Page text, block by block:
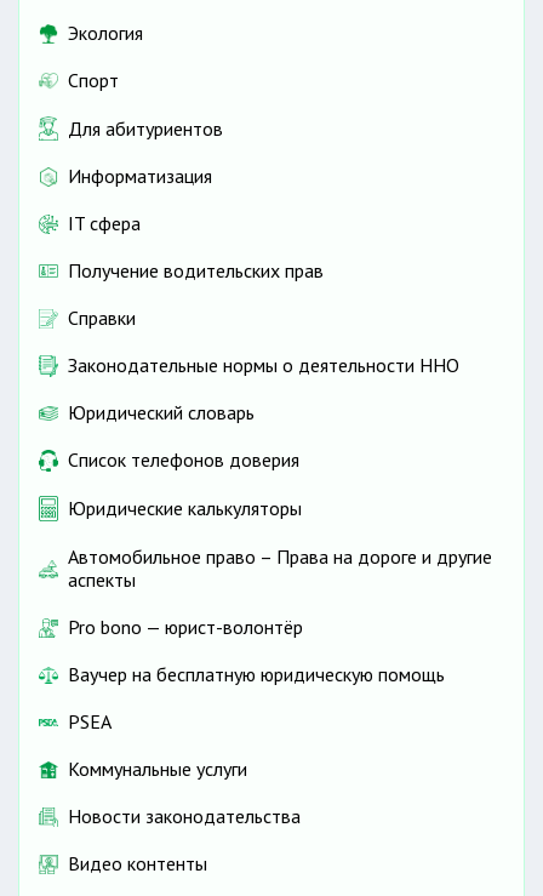
Экология
Спорт
Для абитуриентов
Информатизация
IT сфера
Получение водительских прав
Справки
Законодательные нормы о деятельности ННО
Юридический словарь
Список телефонов доверия
Юридические калькуляторы
Автомобильное право – Права на дороге и другие
аспекты
Pro bono — юрист-волонтёр
Ваучер на бесплатную юридическую помощь
PSEA
Коммунальные услуги
Новости законодательства
Видео контенты